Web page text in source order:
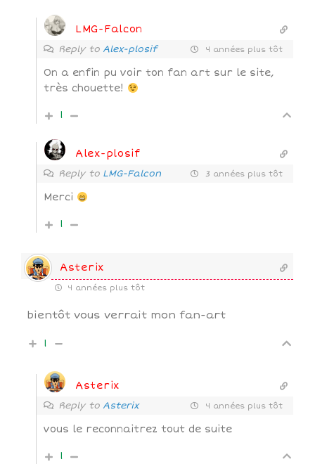
LMG-Falcon
Reply to Alex-plosif 4 années plus tôt
On a enfin pu voir ton fan art sur le site,
très chouette!
1
Alex-plosif
Reply to LMG-Falcon 3 années plus tôt
Merci
1
Asterix
4 années plus tôt
bientôt vous verrait mon fan-art
1
Asterix
Reply to Asterix 4 années plus tôt
vous le reconnaitrez tout de suite
1